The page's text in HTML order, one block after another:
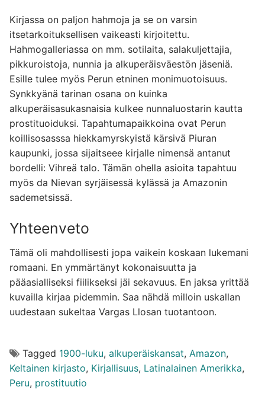
Kirjassa on paljon hahmoja ja se on varsin
itsetarkoituksellisen vaikeasti kirjoitettu.
Hahmogalleriassa on mm. sotilaita, salakuljettajia,
pikkuroistoja, nunnia ja alkuperäisväestön jäseniä.
Esille tulee myös Perun etninen monimuotoisuus.
Synkkyänä tarinan osana on kuinka
alkuperäisasukasnaisia kulkee nunnaluostarin kautta
prostituoiduksi. Tapahtumapaikkoina ovat Perun
koillisosasssa hiekkamyrskyistä kärsivä Piuran
kaupunki, jossa sijaitseee kirjalle nimensä antanut
bordelli: Vihreä talo. Tämän ohella asioita tapahtuu
myös da Nievan syrjäisessä kylässä ja Amazonin
sademetsissä.
Yhteenveto
Tämä oli mahdollisesti jopa vaikein koskaan lukemani
romaani. En ymmärtänyt kokonaisuutta ja
pääasialliseksi fiilikseksi jäi sekavuus. En jaksa yrittää
kuvailla kirjaa pidemmin. Saa nähdä milloin uskallan
uudestaan sukeltaa Vargas Llosan tuotantoon.
Tagged 1900-luku, alkuperäiskansat, Amazon,
Keltainen kirjasto, Kirjallisuus, Latinalainen Amerikka,
Peru, prostituutio